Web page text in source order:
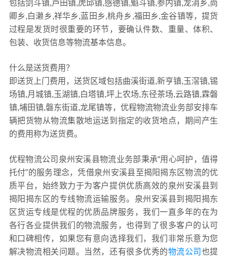
包括剑斗镇,芦田镇,虎邱镇,感德镇,魁斗镇,参内镇,龙涓乡,尚
卿乡,白濑乡,祥华乡,蓝田乡,桃舟乡,福田乡,金谷镇等，提货
过程是发货时很重要的环节，要确认件数、重量、体积、
包装、收货信息等物流基本信息。
什么是送货费用？
即送货上门费用，送货区域包括曲溪街道,新亨镇,玉滘镇,锡
场镇,月城镇,玉湖镇,白塔镇,坪上农场,东径茶场,云路镇,霖磐
镇,埔田镇,磐东街道,龙尾镇等，优程物流物流业务部安排车
辆把货物从物流集散地运送到指定的收货地点，期间产生
的费用称为送货费。
优程物流公司泉州安溪县物流业务部秉承“用心呵护，值得
托付”的服务理念，凭借泉州安溪县至揭阳揭东区物流的优
质平台，始终致力于为客户提供优质高效的泉州安溪县到
揭阳揭东区的专线物流运输服务。泉州安溪县到揭阳揭东
区货运专线是优程的优质品牌服务，我们一直多年的在为
各行各业提供我们的物流服务，也得到了很多客户的认可
和口碑相传，如果您有意向选择我们，我们非常乐意为您
解决物流相关问题。当然，还有很多优秀的物流公司 也提